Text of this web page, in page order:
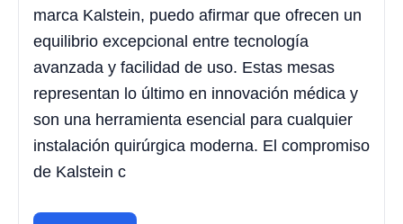
marca Kalstein, puedo afirmar que ofrecen un
equilibrio excepcional entre tecnología
avanzada y facilidad de uso. Estas mesas
representan lo último en innovación médica y
son una herramienta esencial para cualquier
instalación quirúrgica moderna. El compromiso
de Kalstein c